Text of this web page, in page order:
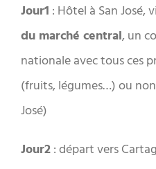
Jour1 : Hôtel à San José,
du marché central, un
nationale avec tous ces
(fruits, légumes…) ou
José)
Jour2 : départ vers